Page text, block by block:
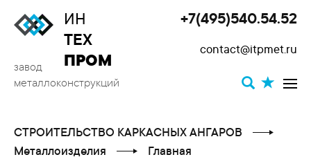
ИН
ТЕХ
ПРОМ
завод
металлоконструкций
+7(495)540.54.52
contact@itpmet.ru
СТРОИТЕЛЬСТВО КАРКАСНЫХ АНГАРОВ
Металлоизделия
Главная